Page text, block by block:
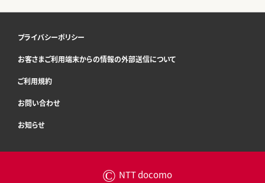
プライバシーポリシー
お客さまご利用端末からの情報の外部送信について
ご利用規約
お問い合わせ
お知らせ
© NTT docomo